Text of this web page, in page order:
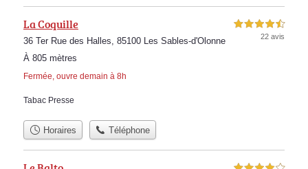
La Coquille
36 Ter Rue des Halles, 85100 Les Sables-d'Olonne
À 805 mètres
Fermée, ouvre demain à 8h
4,5 étoiles sur 5
22 avis
Tabac Presse
Horaires Téléphone